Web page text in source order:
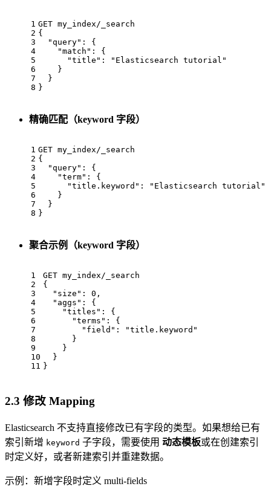
1
2
3
4
5
6
7
8
GET my_index/_search
{
"query" :
{
"match" :
{
"title" :
"Elasticsearch tutorial"
}
}
}
精确匹配（keyword 字段）
1
2
3
4
5
6
7
8
GET my_index/_search
{
"query" :
{
"term" :
{
"title.keyword" :
"Elasticsearch tutorial"
}
}
}
聚合示例（keyword 字段）
1
2
3
4
5
6
7
8
9
10
11
GET my_index/_search
{
"size" : 0 ,
"aggs" :
{
"titles" :
{
"terms" :
{
"field" :
"title.keyword"
}
}
}
}
2.3 修改 Mapping
Elasticsearch 不支持直接修改已有字段的类型。如果想给已有
索引新增 keyword 子字段，需要使用 动态模板或在创建索引
时定义好，或者新建索引并重建数据。
示例：新增字段时定义 multi-fields